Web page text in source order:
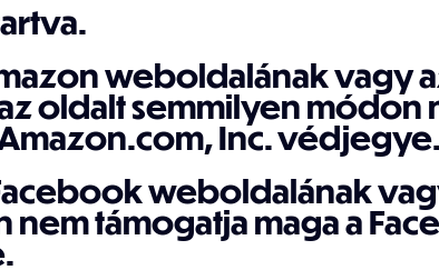
weboldalának vagy
az oldalt semmilyen módon
Inc. védjegye.
weboldalának
támogatja maga a